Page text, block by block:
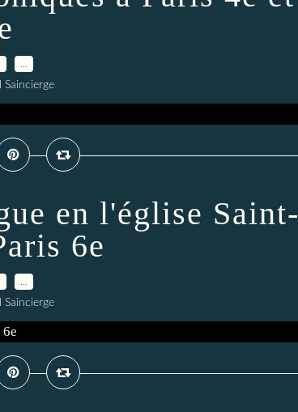
Saincierge
en l'église Saint-
6e
Saincierge